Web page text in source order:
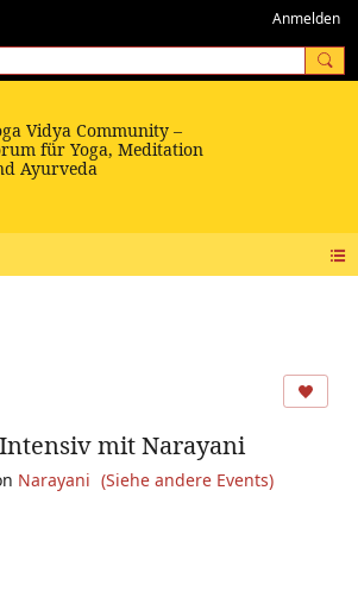
Anmelden
mit Narayani
Narayani (Siehe andere Events)